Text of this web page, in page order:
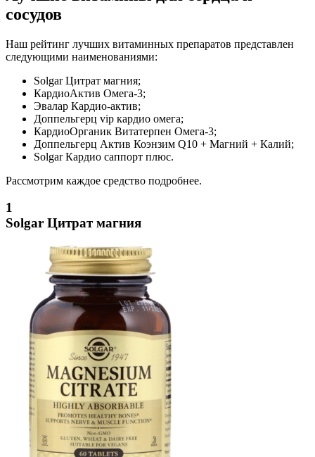
сосудов
Наш рейтинг лучших витаминных препаратов представлен
следующими наименованиями:
Solgar Цитрат магния;
КардиоАктив Омега-3;
Эвалар Кардио-актив;
Доппельгерц vip кардио омега;
КардиоОрганик Витатерпен Омега-3;
Доппельгерц Актив Коэнзим Q10 + Магний + Калий;
Solgar Кардио саппорт плюс.
Рассмотрим каждое средство подробнее.
1
Solgar Цитрат магния